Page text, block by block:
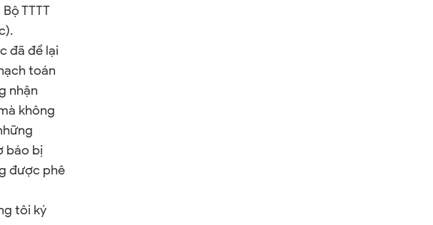
TTTT
đã để lại
toán
nhận
không
báo bị
được phê
tôi ký